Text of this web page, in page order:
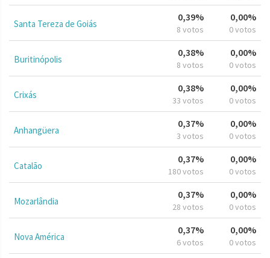
Santa Tereza de Goiás
0,39%
8 votos
0,00%
0 votos
Buritinópolis
0,38%
8 votos
0,00%
0 votos
Crixás
0,38%
33 votos
0,00%
0 votos
Anhangüera
0,37%
3 votos
0,00%
0 votos
Catalão
0,37%
180 votos
0,00%
0 votos
Mozarlândia
0,37%
28 votos
0,00%
0 votos
Nova América
0,37%
6 votos
0,00%
0 votos